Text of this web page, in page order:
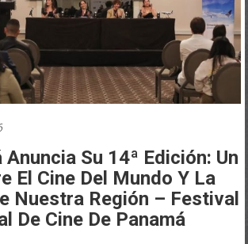
Anuncia Su 14ª Edición: Un
El Cine Del Mundo Y La
Nuestra Región – Festival
De Cine De Panamá